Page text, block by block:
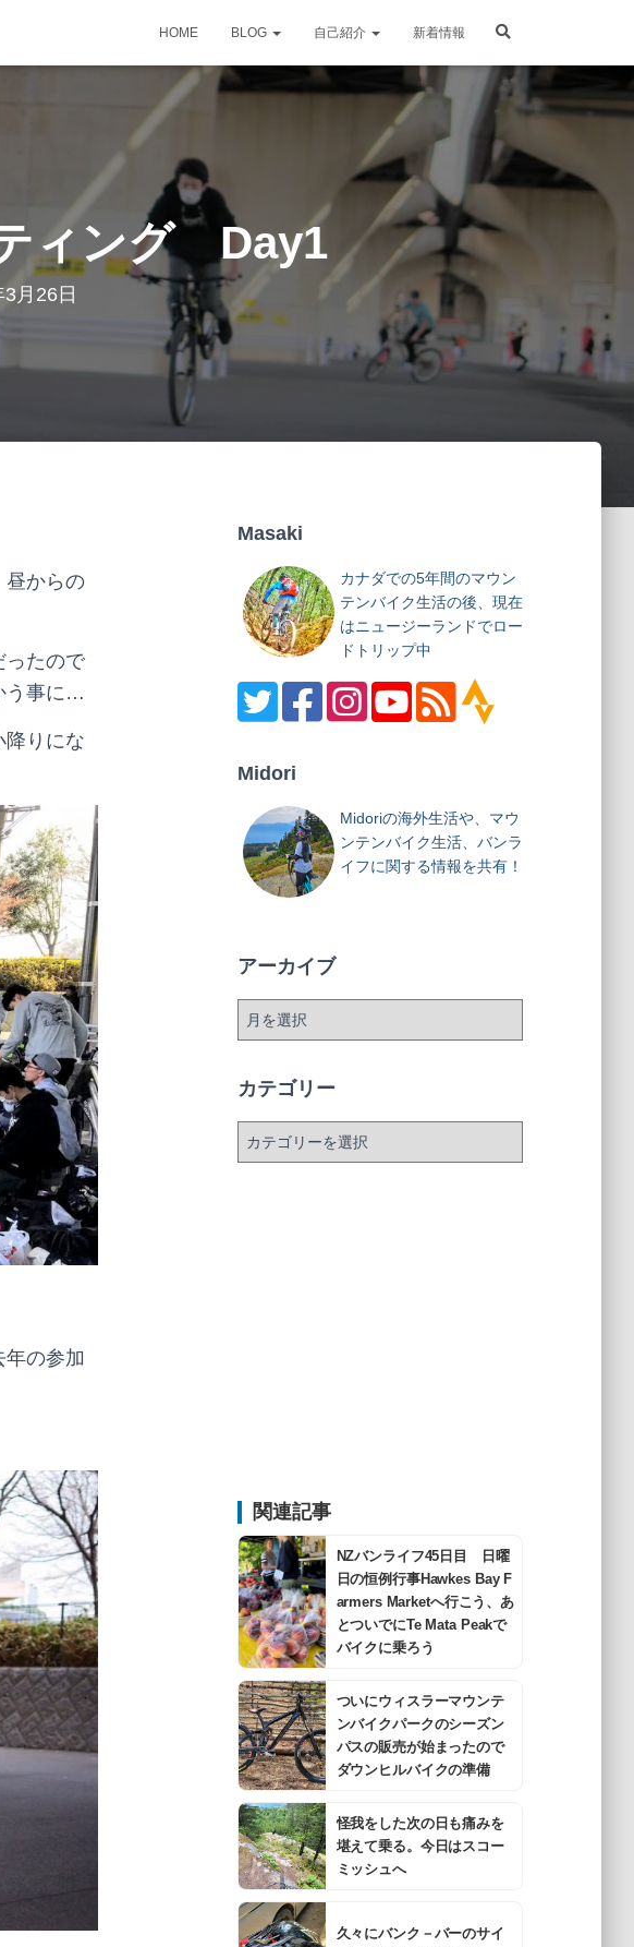
HOME BLOG 自己紹介 新着情報
ィング Day1
月26日
昼からの
ったので
う事に…
降りにな
の参加
Masaki
カナダでの5年間のマウン
テンバイク生活の後、現在
はニュージーランドでロー
ドトリップ中
Midori
Midoriの海外生活や、マウ
ンテンバイク生活、バンラ
イフに関する情報を共有！
アーカイブ
ア
イ
カテゴリー
関連記事
NZバンライフ45日目 日曜
日の恒例行事Hawkes Bay F
armers Marketへ行こう、あ
とついでにTe Mata Peakで
バイクに乗ろう
ついにウィスラーマウンテ
ンバイクパークのシーズン
パスの販売が始まったので
ダウンヒルバイクの準備
怪我をした次の日も痛みを
堪えて乗る。今日はスコー
ミッシュへ
久々にバンク－バーのサイ